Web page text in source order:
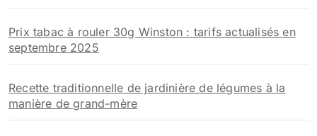
Prix tabac à rouler 30g Winston : tarifs actualisés en
septembre 2025
Recette traditionnelle de jardinière de légumes à la
manière de grand-mère